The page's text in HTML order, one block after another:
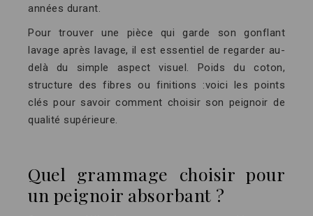
années durant.
Pour trouver une pièce qui garde son gonflant
lavage après lavage, il est essentiel de regarder au-
delà du simple aspect visuel. Poids du coton,
structure des fibres ou finitions :voici les points
clés pour savoir comment choisir son peignoir de
qualité supérieure.
Quel grammage choisir pour
un peignoir absorbant ?